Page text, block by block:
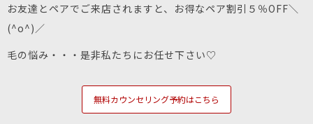
お友達とペアでご来店されますと、お得なペア割引５％OFF＼
(^o^)／
毛の悩み・・・是非私たちにお任せ下さい♡
無料カウンセリング予約はこちら